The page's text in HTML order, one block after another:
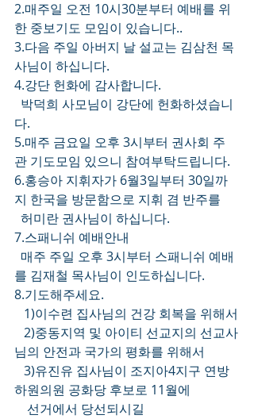
2.매주일 오전 10시30분부터 예배를 위
한 중보기도 모임이 있습니다..
3.다음 주일 아버지 날 설교는 김삼천 목
사님이 하십니다.
4.강단 헌화에 감사합니다.
박덕희 사모님이 강단에 헌화하셨습니
다.
5.매주 금요일 오후 3시부터 권사회 주
관 기도모임 있으니 참여부탁드립니다.
6.홍승아 지휘자가 6월3일부터 30일까
지 한국을 방문함으로 지휘 겸 반주를
허미란 권사님이 하십니다.
7.스패니쉬 예배안내
매주 주일 오후 3시부터 스패니쉬 예배
를 김재철 목사님이 인도하십니다.
8.기도해주세요.
1)이수련 집사님의 건강 회복을 위해서
2)중동지역 및 아이티 선교지의 선교사
님의 안전과 국가의 평화를 위해서
3)유진유 집사님이 조지아4지구 연방
하원의원 공화당 후보로 11월에
선거에서 당선되시길